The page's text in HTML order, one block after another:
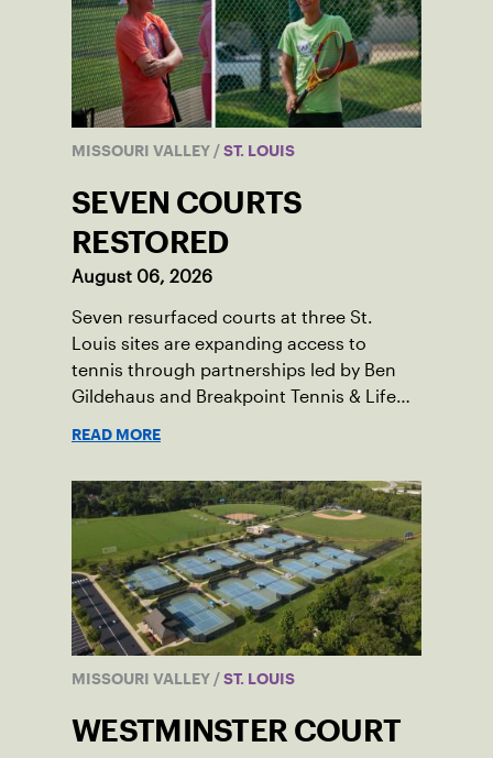
MISSOURI VALLEY / ST. LOUIS
SEVEN COURTS
RESTORED
August 06, 2026
Seven resurfaced courts at three St.
Louis sites are expanding access to
tennis through partnerships led by Ben
Gildehaus and Breakpoint Tennis & Life
READ MORE
MISSOURI VALLEY / ST. LOUIS
WESTMINSTER COURT